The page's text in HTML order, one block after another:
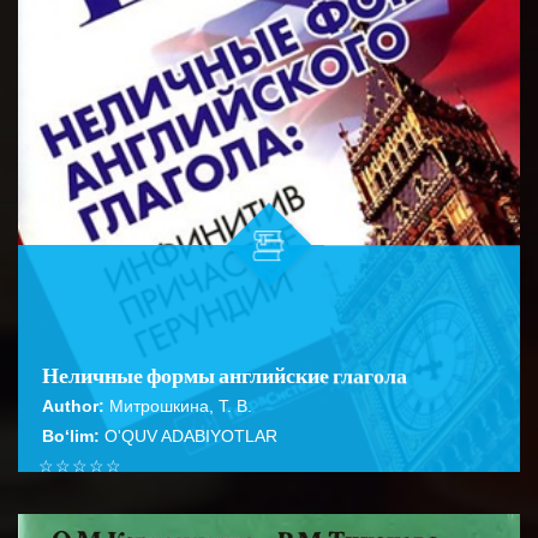
Неличные формы английские глагола
Author: Митрошкина, Т. В.
Bo‘lim: O'QUV ADABIYOTLAR
☆
☆
☆
☆
☆
Справочник содержит подробное описание правил